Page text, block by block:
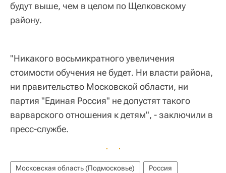
будут выше, чем в целом по Щелковскому
району.
"Никакого восьмикратного увеличения
стоимости обучения не будет. Ни власти района,
ни правительство Московской области, ни
партия "Единая Россия" не допустят такого
варварского отношения к детям", - заключили в
пресс-службе.
Московская область (Подмосковье) Россия